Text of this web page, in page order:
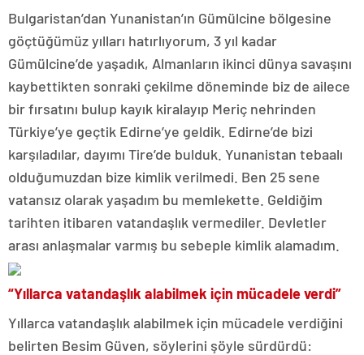
Bulgaristan’dan Yunanistan’ın Gümülcine bölgesine
göçtüğümüz yılları hatırlıyorum, 3 yıl kadar
Gümülcine’de yaşadık, Almanların ikinci dünya savaşını
kaybettikten sonraki çekilme döneminde biz de ailece
bir fırsatını bulup kayık kiralayıp Meriç nehrinden
Türkiye’ye geçtik Edirne’ye geldik. Edirne’de bizi
karşıladılar, dayımı Tire’de bulduk. Yunanistan tebaalı
olduğumuzdan bize kimlik verilmedi. Ben 25 sene
vatansız olarak yaşadım bu memlekette. Geldiğim
tarihten itibaren vatandaşlık vermediler. Devletler
arası anlaşmalar varmış bu sebeple kimlik alamadım.
“Yıllarca vatandaşlık alabilmek için mücadele verdi”
Yıllarca vatandaşlık alabilmek için mücadele verdiğini
belirten Besim Güven, söylerini şöyle sürdürdü: